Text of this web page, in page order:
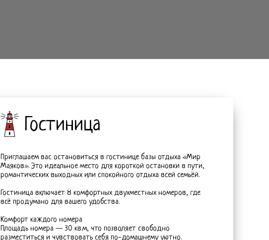
Гостиница
Приглашаем вас остановиться в гостинице базы отдыха «Мир
Маяков». Это идеальное место для короткой остановки в пути,
романтических выходных или спокойного отдыха всей семьёй.
Гостиница включает 8 комфортных двухместных номеров, где
всё продумано для вашего удобства.
Комфорт каждого номера
Площадь номера — 30 кв.м, что позволяет свободно
разместиться и чувствовать себя по-домашнему уютно.